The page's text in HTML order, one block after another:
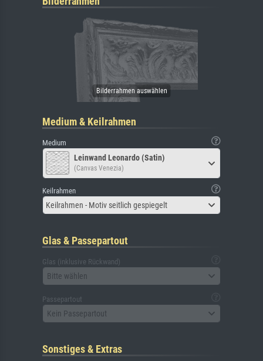
Medium & Keilrahmen
Medium
Leinwand Leonardo (Satin)
(Canvas Venezia)
Keilrahmen
Keilrahmen - Motiv seitlich gespiegelt
Glas & Passepartout
Glas (inklusive Rückwand)
Bitte wählen
Passepartout
Kein Passepartout
Sonstiges & Extras